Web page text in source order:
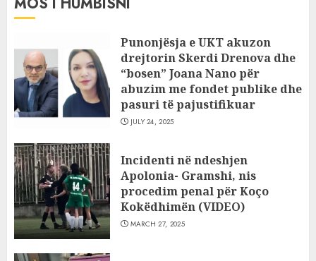
Punonjësja e UKT akuzon
drejtorin Skerdi Drenova dhe
“bosen” Joana Nano për
abuzim me fondet publike dhe
pasuri të pajustifikuar
JULY 24, 2025
Incidenti në ndeshjen
Apolonia- Gramshi, nis
procedim penal për Koço
Kokëdhimën (VIDEO)
MARCH 27, 2025